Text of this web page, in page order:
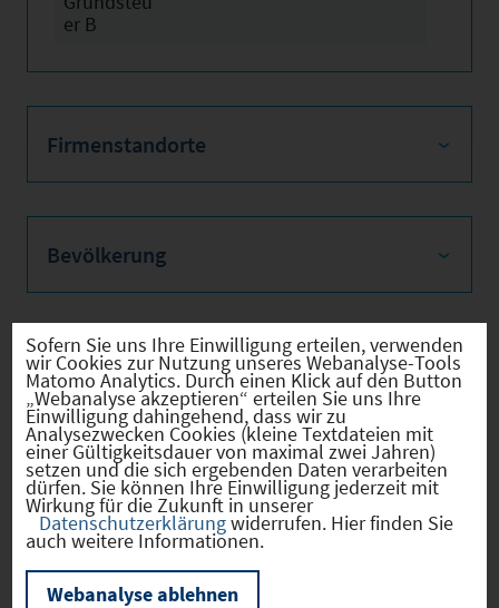
er B
Firmenstandorte
Bevölkerung
Sozialvers. Beschäftigte
Verkehrsinfrastruktur
Kommunale Infrastruktur
Sofern Sie uns Ihre Einwilligung erteilen, verwenden
wir Cookies zur Nutzung unseres Webanalyse-Tools
Matomo Analytics. Durch einen Klick auf den Button
„Webanalyse akzeptieren“ erteilen Sie uns Ihre
Einwilligung dahingehend, dass wir zu
Analysezwecken Cookies (kleine Textdateien mit
einer Gültigkeitsdauer von maximal zwei Jahren)
setzen und die sich ergebenden Daten verarbeiten
dürfen. Sie können Ihre Einwilligung jederzeit mit
Wirkung für die Zukunft in unserer
Datenschutzerklärungwiderrufen. Hier finden Sie
auch weitere Informationen.
Webanalyse ablehnen